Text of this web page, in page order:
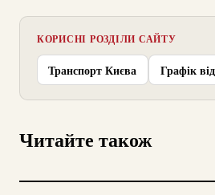
КОРИСНІ РОЗДІЛИ САЙТУ
Транспорт Києва Графік
Читайте також